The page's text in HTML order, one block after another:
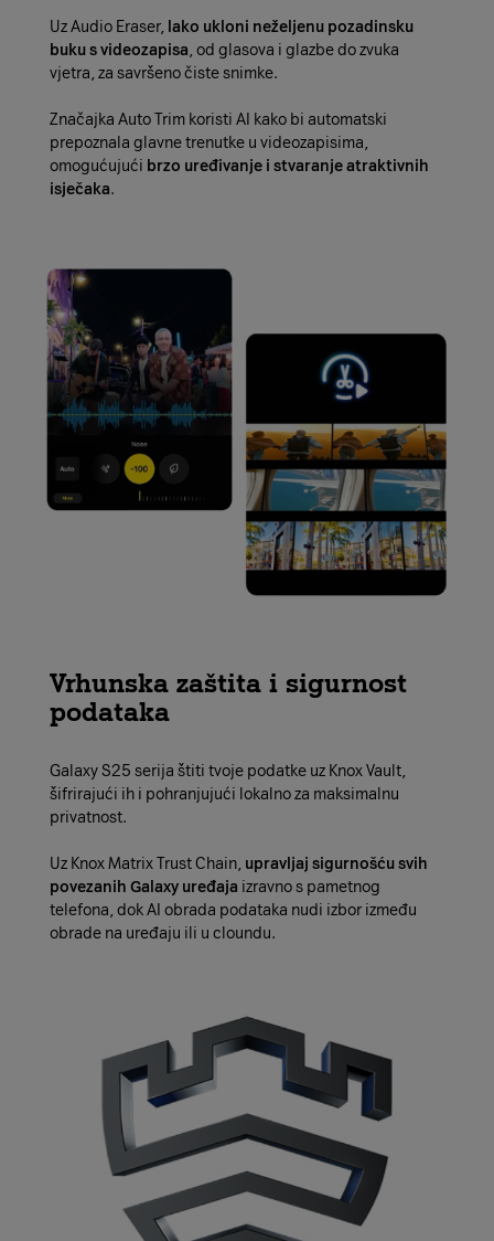
Uz Audio Eraser, lako ukloni neželjenu pozadinsku
buku s videozapisa, od glasova i glazbe do zvuka
vjetra, za savršeno čiste snimke.
Značajka Auto Trim koristi AI kako bi automatski
prepoznala glavne trenutke u videozapisima,
omogućujući brzo uređivanje i stvaranje atraktivnih
isječaka.
Vrhunska zaštita i sigurnost
podataka
Galaxy S25 serija štiti tvoje podatke uz Knox Vault,
šifrirajući ih i pohranjujući lokalno za maksimalnu
privatnost.
Uz Knox Matrix Trust Chain, upravljaj sigurnošću svih
povezanih Galaxy uređaja izravno s pametnog
telefona, dok AI obrada podataka nudi izbor između
obrade na uređaju ili u cloundu.